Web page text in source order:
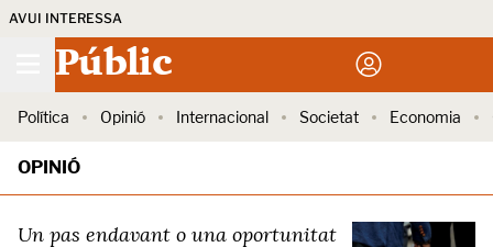
AVUI INTERESSA
Públic
Política Opinió Internacional Societat Economia
OPINIÓ
Un pas endavant o una oportunitat